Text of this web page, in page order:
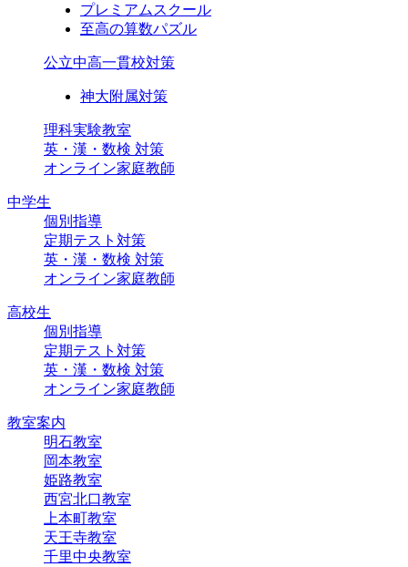
プレミアムスクール
至高の算数パズル
公立中高一貫校対策
神大附属対策
理科実験教室
英・漢・数検 対策
オンライン家庭教師
中学生
個別指導
定期テスト対策
英・漢・数検 対策
オンライン家庭教師
高校生
個別指導
定期テスト対策
英・漢・数検 対策
オンライン家庭教師
教室案内
明石教室
岡本教室
姫路教室
西宮北口教室
上本町教室
天王寺教室
千里中央教室